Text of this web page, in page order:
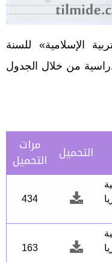
الإسلامية» للسنة
من خلال الجدول
التحميل مرات
التحميل
434
163